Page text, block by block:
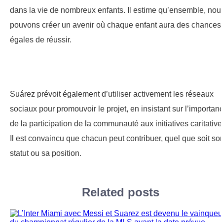
dans la vie de nombreux enfants. Il estime qu’ensemble,
pouvons créer un avenir où chaque enfant aura des chances
égales de réussir.
Suárez prévoit également d’utiliser activement les réseaux
sociaux pour promouvoir le projet, en insistant sur
de la participation de la communauté aux initiatives
Il est convaincu que chacun peut contribuer, quel que soit
statut ou sa position.
Related posts